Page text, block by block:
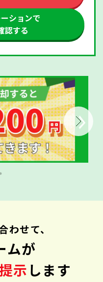
ションで
認する
わせて、
ムが
示 します